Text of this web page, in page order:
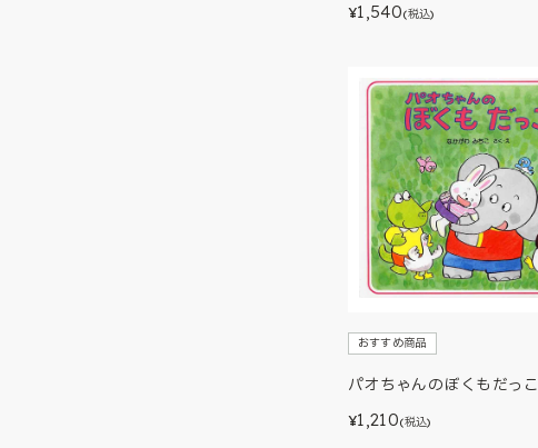
¥1,540(税込)
おすすめ商品
パオちゃんのぼくもだっこ
¥1,210(税込)